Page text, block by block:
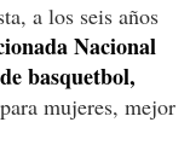
a los seis años
Nacional
basquetbol,
mujeres, mejor